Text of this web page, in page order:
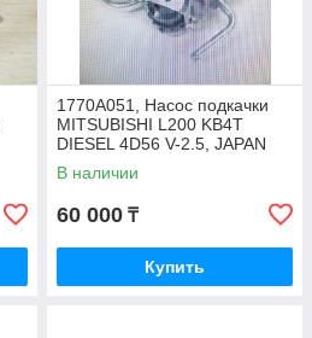
1770A051, Насос подкачки
MITSUBISHI L200 KB4T
DIESEL 4D56 V-2.5, JAPAN
В наличии
60 000 ₸
Купить